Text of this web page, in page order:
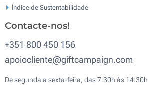
Índice de Sustentabilidade
Contacte-nos!
+351 800 450 156
apoiocliente@giftcampaign.com
De segunda a sexta-feira, das 7:30h às 14:30h